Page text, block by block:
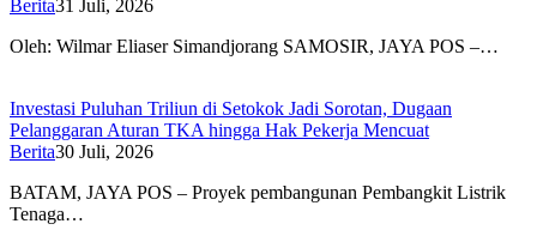
Berita31 Juli, 2026
Oleh: Wilmar Eliaser Simandjorang SAMOSIR, JAYA POS –…
Investasi Puluhan Triliun di Setokok Jadi Sorotan, Dugaan
Pelanggaran Aturan TKA hingga Hak Pekerja Mencuat
Berita30 Juli, 2026
BATAM, JAYA POS – Proyek pembangunan Pembangkit Listrik
Tenaga…